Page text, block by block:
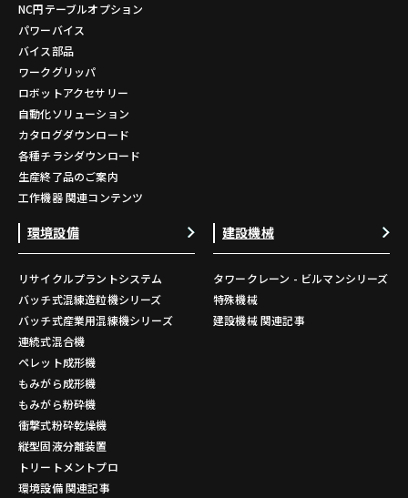
NC円テーブルオプション
パワーバイス
バイス部品
ワークグリッパ
ロボットアクセサリー
自動化ソリューション
カタログダウンロード
各種チラシダウンロード
生産終了品のご案内
工作機器 関連コンテンツ
環境設備
リサイクルプラントシステム
バッチ式混練造粒機シリーズ
バッチ式産業用混練機シリーズ
連続式混合機
ペレット成形機
もみがら成形機
もみがら粉砕機
衝撃式粉砕乾燥機
縦型固液分離装置
トリートメントプロ
環境設備 関連記事
建設機械
タワークレーン - ビルマンシリーズ
特殊機械
建設機械 関連記事